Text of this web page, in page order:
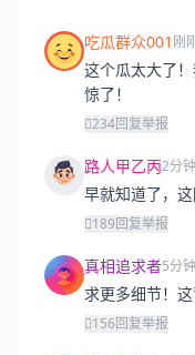
吃瓜群众001 刚
这个瓜太大了
惊了！
234回复举报
路人甲乙丙2分
早就知道了，
189回复举报
真相追求者5分
求更多细节！
156回复举报